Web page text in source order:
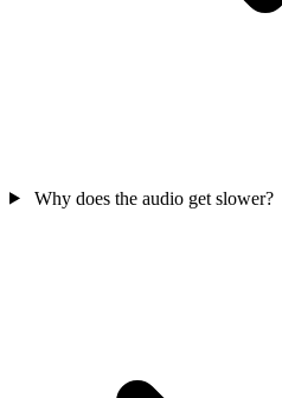
Why does the audio get slower?